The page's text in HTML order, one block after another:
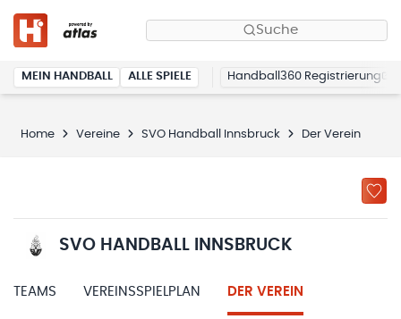
Suche
MEIN HANDBALL ALLE SPIELE Handball360 Registrierung
Home Vereine SVO Handball Innsbruck Der Verein
SVO HANDBALL INNSBRUCK
TEAMS VEREINSSPIELPLAN DER VEREIN